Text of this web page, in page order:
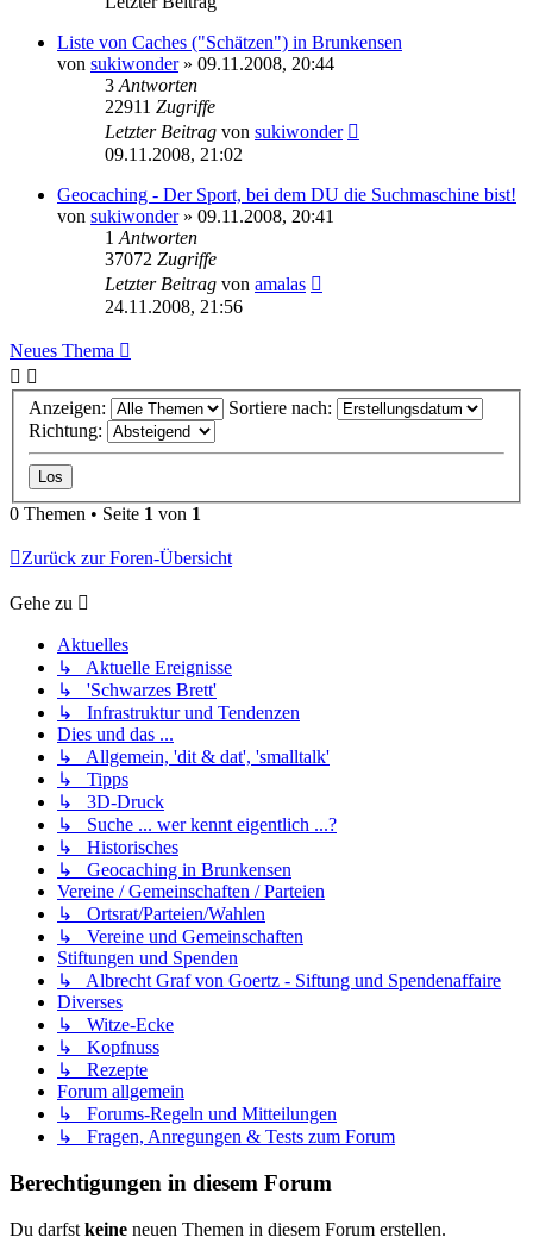
Liste von Caches ("Schätzen") in Brunkensen
von sukiwonder» 09.11.2008, 20:44
3 Antworten
22911 Zugriffe
Letzter Beitrag von sukiwonder
09.11.2008, 21:02
Geocaching - Der Sport, bei dem DU die Suchmaschine bist!
von sukiwonder» 09.11.2008, 20:41
1 Antworten
37072 Zugriffe
Letzter Beitrag von amalas
24.11.2008, 21:56
Neues Thema
Anzeigen:
Sortiere nach:
Richtung:
0 Themen • Seite 1 von 1
Zurück zur Foren-Übersicht
Gehe zu
Aktuelles
↳ Aktuelle Ereignisse
↳ 'Schwarzes Brett'
↳ Infrastruktur und Tendenzen
Dies und das ...
↳ Allgemein, 'dit & dat', 'smalltalk'
↳ Tipps
↳ 3D-Druck
↳ Suche ... wer kennt eigentlich ...?
↳ Historisches
↳ Geocaching in Brunkensen
Vereine / Gemeinschaften / Parteien
↳ Ortsrat/Parteien/Wahlen
↳ Vereine und Gemeinschaften
Stiftungen und Spenden
↳ Albrecht Graf von Goertz - Siftung und Spendenaffaire
Diverses
↳ Witze-Ecke
↳ Kopfnuss
↳ Rezepte
Forum allgemein
↳ Forums-Regeln und Mitteilungen
↳ Fragen, Anregungen & Tests zum Forum
Berechtigungen in diesem Forum
Du darfst keine neuen Themen in diesem Forum erstellen.